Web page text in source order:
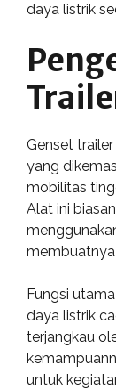
daya listrik
Genset
yang
mobilitas
Alat ini
Fungsi
daya listrik
terjangkau
untuk